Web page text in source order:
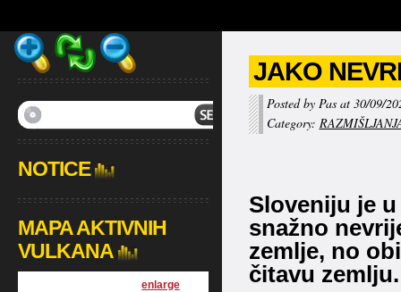
JAKO
Posted by Pas at 30/09/
Category:
Sloveniju je
snažno
zemlje, no
čitavu zemlju.
NOTICE
MAPA AKTIVNIH
VULKANA
[enlarge